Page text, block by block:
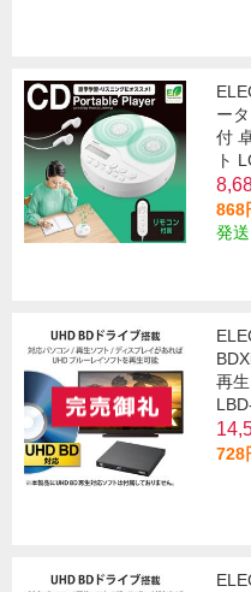
ー
付
ト
868
発
再
728